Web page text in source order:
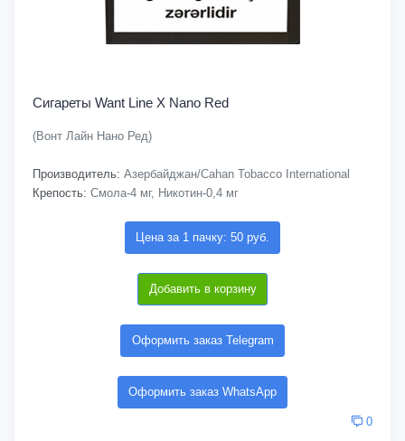
Сигареты Want Line X Nano Red
(Вонт Лайн Нано Ред)
Производитель: Азербайджан/Cahan Tobacco International
Крепость: Смола-4 мг, Никотин-0,4 мг
Цена за 1 пачку: 50 руб.
Добавить в корзину
Оформить заказ Telegram
Оформить заказ WhatsApp
0